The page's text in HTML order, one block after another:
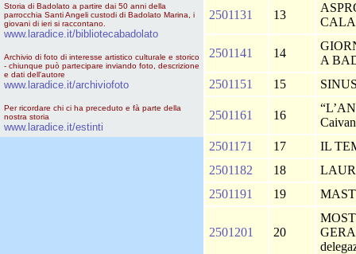
Storia di Badolato a partire dai 50 anni della
parrocchia Santi Angeli custodi di Badolato Marina, i
giovani di ieri si raccontano.
www.laradice.it/bibliotecabadolato
Archivio di foto di interesse artistico culturale e storico
- chiunque può partecipare inviando foto, descrizione
e dati dell'autore
www.laradice.it/archiviofoto
Per ricordare chi ci ha preceduto e fà parte della
nostra storia
www.laradice.it/estinti
2501131 13
2501141 14
A
2501151
15
2501161 16
2501171
17
IL
2501182
18
2501191
19
2501201 20